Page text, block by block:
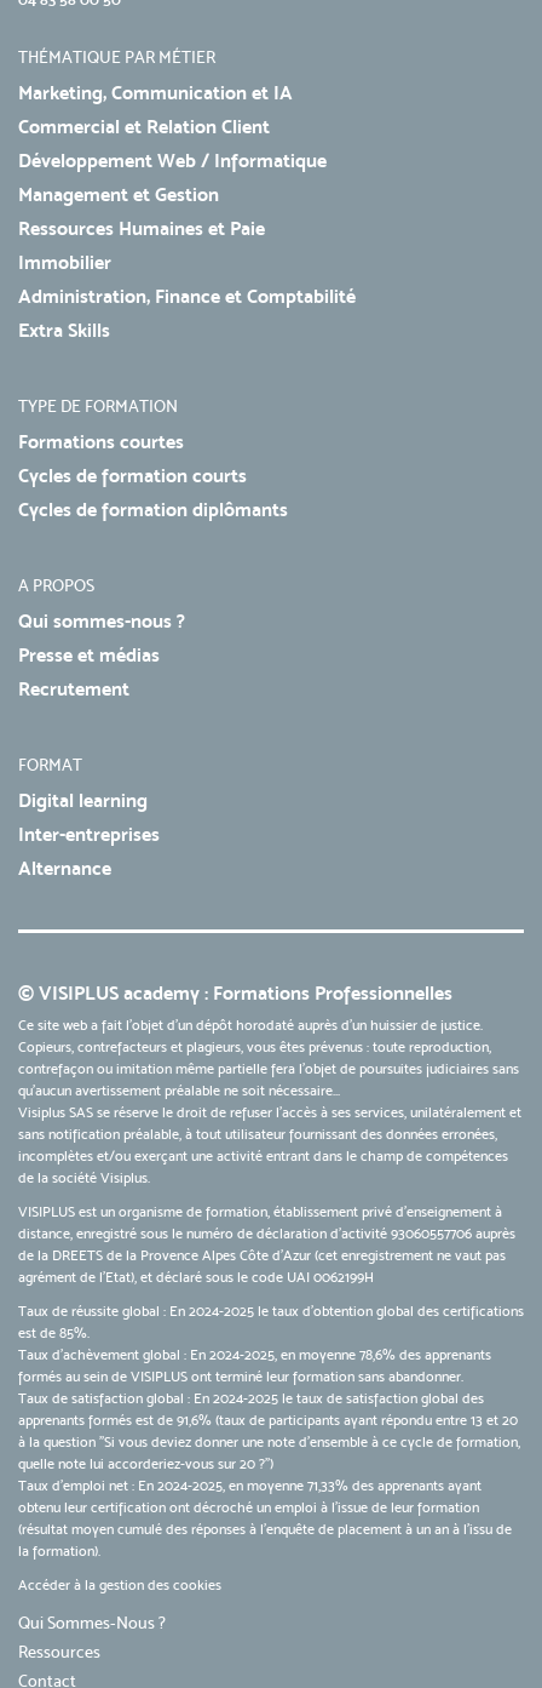
THÉMATIQUE PAR MÉTIER
Marketing, Communication et IA
Commercial et Relation Client
Développement Web / Informatique
Management et Gestion
Ressources Humaines et Paie
Immobilier
Administration, Finance et Comptabilité
Extra Skills
TYPE DE FORMATION
Formations courtes
Cycles de formation courts
Cycles de formation diplômants
A PROPOS
Qui sommes-nous ?
Presse et médias
Recrutement
FORMAT
Digital learning
Inter-entreprises
Alternance
© VISIPLUS academy : Formations Professionnelles
Ce site web a fait l'objet d'un dépôt horodaté auprès d'un huissier de justice.
Copieurs, contrefacteurs et plagieurs, vous êtes prévenus : toute reproduction,
contrefaçon ou imitation même partielle fera l'objet de poursuites judiciaires sans
qu’aucun avertissement préalable ne soit nécessaire...
Visiplus SAS se réserve le droit de refuser l'accès à ses services, unilatéralement et
sans notification préalable, à tout utilisateur fournissant des données erronées,
incomplètes et/ou exerçant une activité entrant dans le champ de compétences
de la société Visiplus.
VISIPLUS est un organisme de formation, établissement privé d’enseignement à
distance, enregistré sous le numéro de déclaration d’activité 93060557706 auprès
de la DREETS de la Provence Alpes Côte d’Azur (cet enregistrement ne vaut pas
agrément de l’Etat), et déclaré sous le code UAI 0062199H
Taux de réussite global : En 2024-2025 le taux d'obtention global des certifications
est de 85%.
Taux d’achèvement global : En 2024-2025, en moyenne 78,6% des apprenants
formés au sein de VISIPLUS ont terminé leur formation sans abandonner.
Taux de satisfaction global : En 2024-2025 le taux de satisfaction global des
apprenants formés est de 91,6% (taux de participants ayant répondu entre 13 et 20
à la question "Si vous deviez donner une note d’ensemble à ce cycle de formation,
quelle note lui accorderiez-vous sur 20 ?")
Taux d’emploi net : En 2024-2025, en moyenne 71,33% des apprenants ayant
obtenu leur certification ont décroché un emploi à l'issue de leur formation
(résultat moyen cumulé des réponses à l'enquête de placement à un an à l'issu de
la formation).
Accéder à la gestion des cookies
Qui Sommes-Nous ?
Ressources
Contact